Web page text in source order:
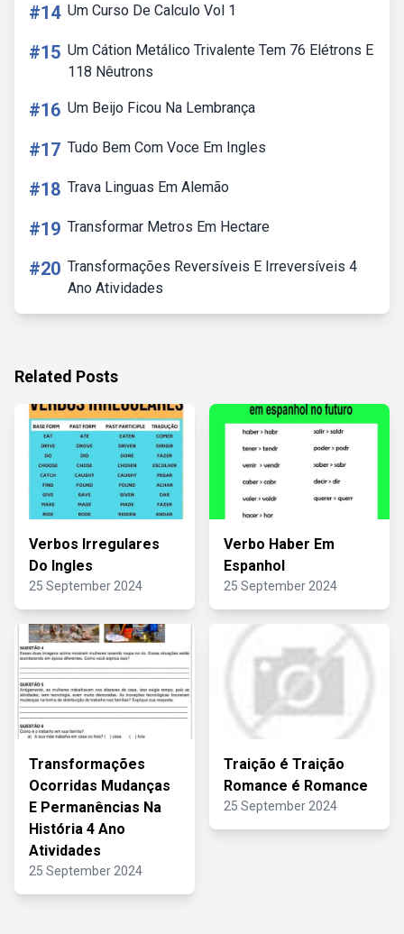
#14 Um Curso De Calculo Vol 1
#15 Um Cátion Metálico Trivalente Tem 76 Elétrons E
118 Nêutrons
#16 Um Beijo Ficou Na Lembrança
#17 Tudo Bem Com Voce Em Ingles
#18 Trava Linguas Em Alemão
#19 Transformar Metros Em Hectare
#20 Transformações Reversíveis E Irreversíveis 4
Ano Atividades
Related Posts
Verbos Irregulares
Do Ingles
25 September 2024
Verbo Haber Em
Espanhol
25 September 2024
Transformações
Ocorridas Mudanças
E Permanências Na
História 4 Ano
Atividades
25 September 2024
Traição é Traição
Romance é Romance
25 September 2024